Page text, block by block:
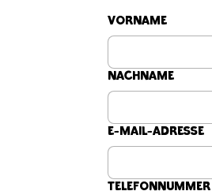
Vorname
Nachname
E-Mail-Adresse
Telefonnummer